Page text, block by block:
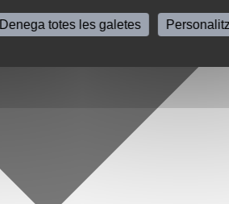
Denega totes les galetes